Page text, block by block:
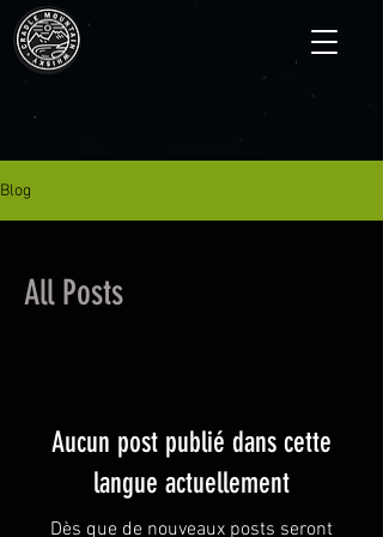
Blog
All Posts
Aucun post publié dans cette
langue actuellement
Dès que de nouveaux posts seront